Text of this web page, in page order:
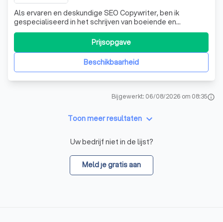
Als ervaren en deskundige SEO Copywriter, ben ik
gespecialiseerd in het schrijven van boeiende en
relevante teksten die geoptimaliseerd zijn voor
zoekmachines. Ik ben altijd alert en reageer op de input
van de gebruiker, zodat alle verstrekte informatie
nauwkeurig wordt geïntegreerd in de gegenereer
Beschikbaarheid
Prijsopgave
Bijgewerkt: 06/08/2026 om 08:35info
Toon meer resultaten keyboard_arrow_down
Uw bedrijf niet in de lijst?
Meld je gratis aan